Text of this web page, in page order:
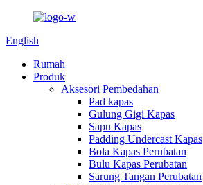
English
Rumah
Produk
Aksesori Pembedahan
Pad kapas
Gulung Gigi Kapas
Sapu Kapas
Padding Undercast Kapas
Bola Kapas Perubatan
Bulu Kapas Perubatan
Sarung Tangan Perubatan